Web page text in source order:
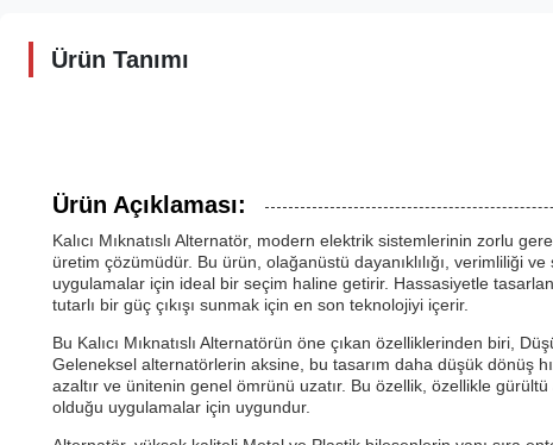
Ürün Tanımı
Ürün Açıklaması:
Kalıcı Mıknatıslı Alternatör, modern elektrik sistemlerinin zorlu
üretim çözümüdür. Bu ürün, olağanüstü dayanıklılığı, verimliliği
uygulamalar için ideal bir seçim haline getirir. Hassasiyetle
tutarlı bir güç çıkışı sunmak için en son teknolojiyi içerir.
Bu Kalıcı Mıknatıslı Alternatörün öne çıkan özelliklerinden biri,
Geleneksel alternatörlerin aksine, bu tasarım daha düşük dönüş
azaltır ve ünitenin genel ömrünü uzatır. Bu özellik, özellikle
olduğu uygulamalar için uygundur.